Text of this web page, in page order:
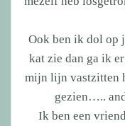
Ook ben ik dol op
kat zie dan ga ik
mijn lijn vastzitten
gezien…..
Ik ben een